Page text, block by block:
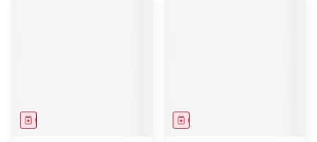
Geneesmiddel Geneesmiddel